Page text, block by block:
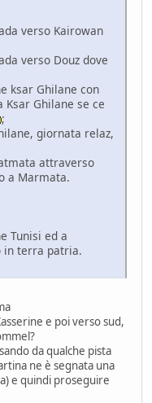
verso Kairowan
verso Douz dove
ksar Ghilane con
Ksar Ghilane se ce
;
giornata relaz,
attraverso
a Marmata.
Tunisi ed a
in terra patria.
e poi verso sud,
da qualche pista
ne è segnata una
e quindi proseguire